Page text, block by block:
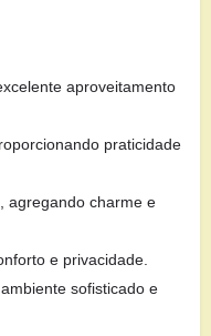
aproveitamento
praticidade
agregando charme e
e privacidade.
sofisticado e